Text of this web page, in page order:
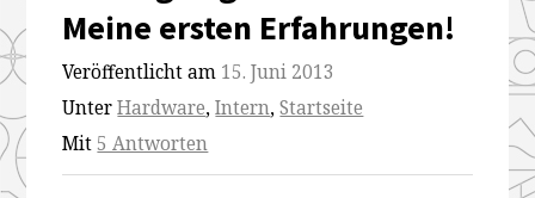
Meine ersten Erfahrungen!
Veröffentlicht am 15. Juni 2013
UnterHardware,Intern,Startseite
Mit5 Antworten